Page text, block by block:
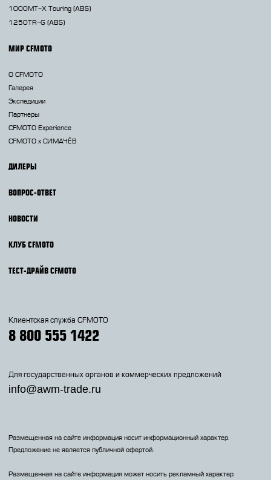
1000MT-X Touring (ABS)
1250TR-G (ABS)
МИР CFMOTO
О CFMOTO
Галерея
Экспедиции
Партнеры
CFMOTO Experience
CFMOTO х СИМАЧЁВ
ДИЛЕРЫ
ВОПРОС-ОТВЕТ
НОВОСТИ
КЛУБ CFMOTO
ТЕСТ-ДРАЙВ CFMOTO
Клиентская служба CFMOTO
8 800 555 1422
Для государственных органов и коммерческих предложений
info@awm-trade.ru
Размещенная на сайте информация носит информационный характер.
Предложение не является публичной офертой.
Размещенная на сайте информация может носить рекламный характер